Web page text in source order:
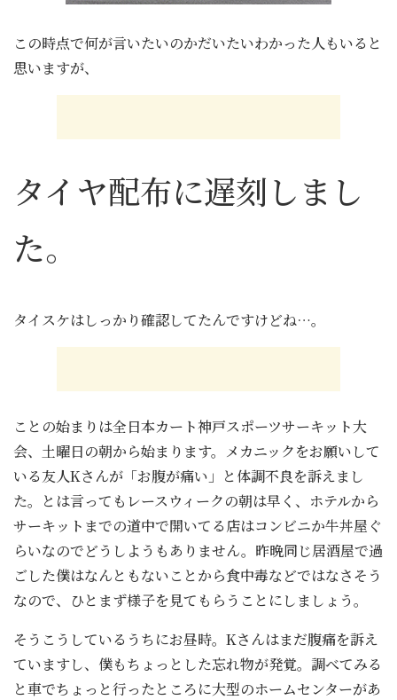
この時点で何が言いたいのかだいたいわかった人もいると
思いますが、
タイヤ配布に遅刻しまし
た。
タイスケはしっかり確認してたんですけどね…。
ことの始まりは全日本カート神戸スポーツサーキット大
会、土曜日の朝から始まります。メカニックをお願いして
いる友人Kさんが「お腹が痛い」と体調不良を訴えまし
た。とは言ってもレースウィークの朝は早く、ホテルから
サーキットまでの道中で開いてる店はコンビニか牛丼屋ぐ
らいなのでどうしようもありません。昨晩同じ居酒屋で過
ごした僕はなんともないことから食中毒などではなさそう
なので、ひとまず様子を見てもらうことにしましょう。
そうこうしているうちにお昼時。Kさんはまだ腹痛を訴え
ていますし、僕もちょっとした忘れ物が発覚。調べてみる
と車でちょっと行ったところに大型のホームセンターがあ